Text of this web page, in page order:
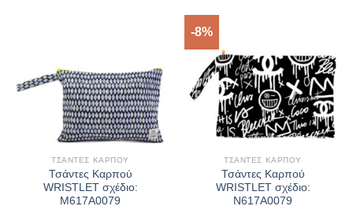
ΤΣΆΝΤΕΣ ΚΑΡΠΟΎ
Τσάντες Καρπού
WRISTLET σχέδιο:
M617A0079
-8%
ΤΣΆΝΤΕΣ ΚΑΡΠΟΎ
Τσάντες Καρπού
WRISTLET σχέδιο:
N617A0079